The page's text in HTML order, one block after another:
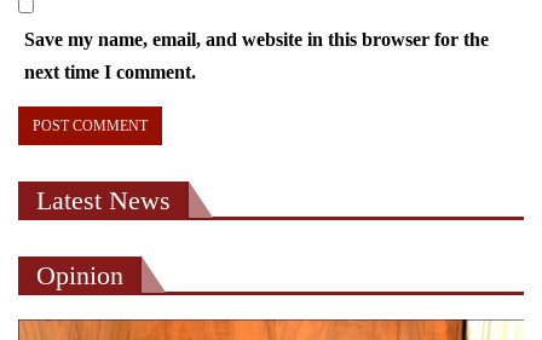
Save my name, email, and website in this browser for the
next time I comment.
Latest News
Opinion